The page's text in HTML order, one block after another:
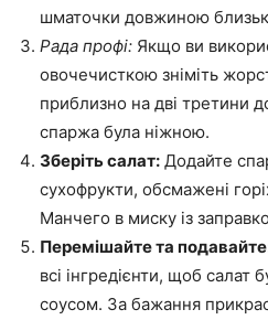
шматочки довжиною
Рада профі: Якщо ви
овочечисткою зніміть
приблизно на дві третини
спаржа була ніжною.
Зберіть салат: Додайте
сухофрукти, обсмажені
Манчего в миску із
Перемішайте та
всі інгредієнти, щоб салат
соусом. За бажання